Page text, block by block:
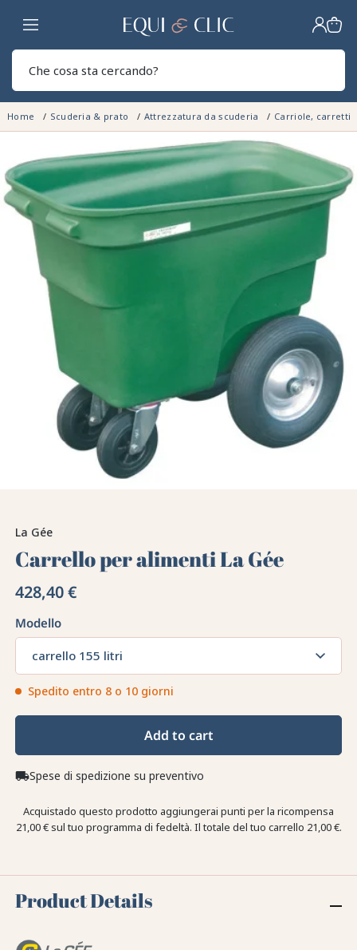
Casa
Home Scuderia & prato Attrezzatura da scuderia Carriole, carretti
La Gée
Carrello per alimenti La Gée
428,40 €
Modello
carrello 155 litri
Spedito entro 8 o 10 giorni
Add to cart
local_shippingSpese di spedizione su preventivo
Acquistado questo prodotto aggiungerai punti per la ricompensa
21,00 €sul tuo programma di fedeltà. Il totale del tuo carrello 21,00 €.
Product Details